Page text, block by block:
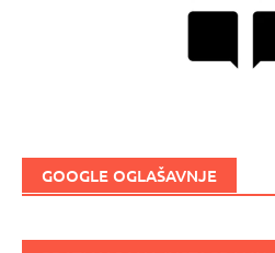
GOOGLE OGLAŠAVNJE